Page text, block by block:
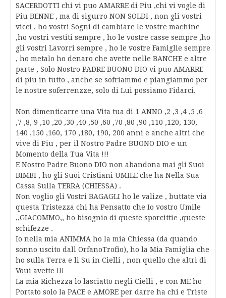
SACERDOTTI chi vi puo AMARRE di Piu ,chi vi vogle di
Piu BENNE , ma di sigurro NON SOLDI , non gli vostri
vicci , ho vostri Sogni di cambiare le vostre machine
,ho vostri vestiti sempre , ho le vostre casse sempre ,ho
gli vostri Lavorri sempre , ho le vostre Famiglie sempre
, ho metalo ho denaro che avette nelle BANCHE e altre
parte , Solo Nostro PADRE BUONO DIO vi puo AMARRE
di piu in tutto , anche se sofriammo e piangiammo per
le nostre soferrenzze, solo di Lui possiamo Fidarci.
Non dimenticarre una Vita tua di 1 ANNO ,2 ,3 ,4 ,5 ,6
,7 ,8, 9 ,10 ,20 ,30 ,40 ,50 ,60 ,70 ,80 ,90 ,110 ,120, 130,
140 ,150 ,160, 170 ,180, 190, 200 anni e anche altri che
vive di Piu , per il Nostro Padre BUONO DIO e un
Momento della Tua Vita !!!
E Nostro Padre Buono DIO non abandona mai gli Suoi
BIMBI , ho gli Suoi Cristiani UMILE che ha Nella Sua
Cassa Sulla TERRA (CHIESSA) .
Non voglio gli Vostri BAGAGLI ho le valize , buttate via
questa Tristezza chi ha Pensatto che Io vostro Umile
,,GIACOMMO,, ho bisognio di queste sporcittie ,queste
schifezze .
Io nella mia ANIMMA ho la mia Chiessa (da quando
sonno uscito dall OrfanoTrofio), ho la Mia Famiglia che
ho sulla Terra e li Su in Cielli , non quello che altri di
Voui avette !!!
La mia Richezza lo lasciatto negli Cielli , e con ME ho
Portato solo la PACE e AMORE per darre ha chi e Triste